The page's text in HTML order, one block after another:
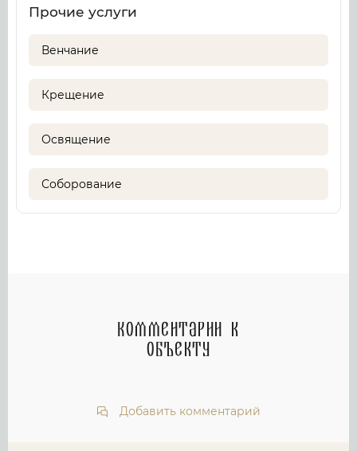
Прочие услуги
Венчание
Крещение
Освящение
Соборование
Комментарии к
объекту
Добавить комментарий